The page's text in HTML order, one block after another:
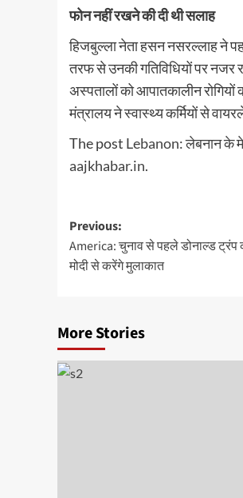
फोन नहीं रखने की दी थी सलाह
हिजबुल्ला नेता हसन नसरल्लाह ने
तरफ से उनकी गतिविधियों पर
अस्पतालों को आपातकालीन
मंत्रालय ने स्वास्थ्य कर्मियों से
The post Lebanon: लेबनान के
aajkhabar.in.
Post
navigation
Previous:
America: चुनाव से पहले डोनाल्ड ट्रंप
मोदी से करेंगे मुलाकात
More Stories